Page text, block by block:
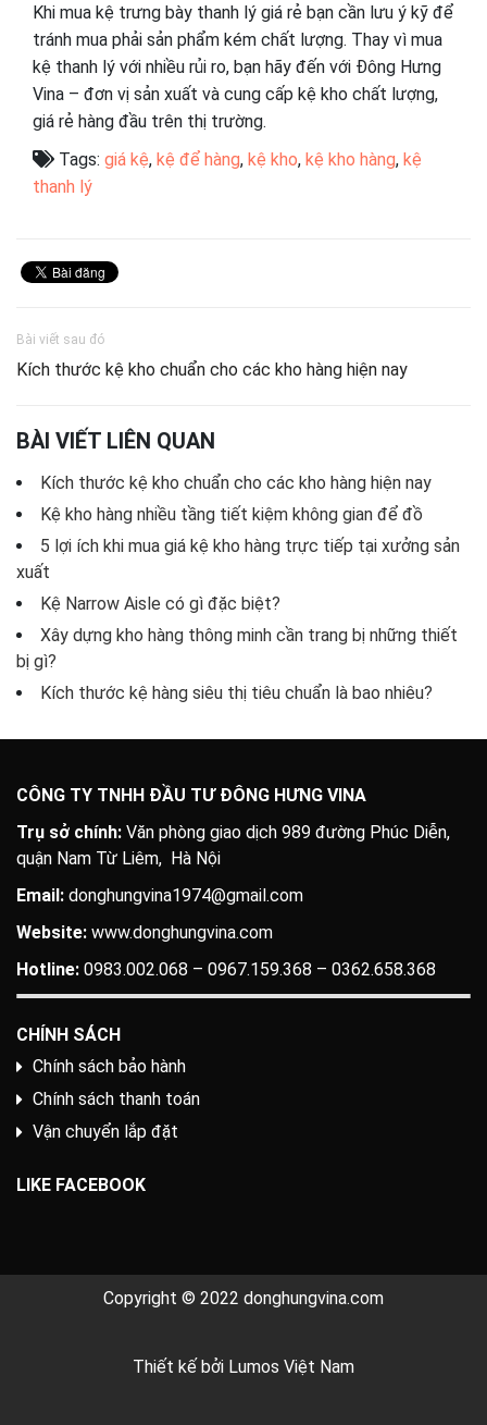
Khi mua kệ trưng bày thanh lý giá rẻ bạn cần lưu ý kỹ để
tránh mua phải sản phẩm kém chất lượng. Thay vì mua
kệ thanh lý với nhiều rủi ro, bạn hãy đến với Đông Hưng
Vina – đơn vị sản xuất và cung cấp kệ kho chất lượng,
giá rẻ hàng đầu trên thị trường.
Tags: giá kệ, kệ để hàng, kệ kho, kệ kho hàng, kệ
thanh lý
Bài viết sau đó
Kích thước kệ kho chuẩn cho các kho hàng hiện nay
BÀI VIẾT LIÊN QUAN
Kích thước kệ kho chuẩn cho các kho hàng hiện nay
Kệ kho hàng nhiều tầng tiết kiệm không gian để đồ
5 lợi ích khi mua giá kệ kho hàng trực tiếp tại xưởng sản
xuất
Kệ Narrow Aisle có gì đặc biệt?
Xây dựng kho hàng thông minh cần trang bị những thiết
bị gì?
Kích thước kệ hàng siêu thị tiêu chuẩn là bao nhiêu?
CÔNG TY TNHH ĐẦU TƯ ĐÔNG HƯNG VINA
Trụ sở chính: Văn phòng giao dịch 989 đường Phúc Diễn,
quận Nam Từ Liêm, Hà Nội
Email: donghungvina1974@gmail.com
Website: www.donghungvina.com
Hotline: 0983.002.068 – 0967.159.368 – 0362.658.368
CHÍNH SÁCH
Chính sách bảo hành
Chính sách thanh toán
Vận chuyển lắp đặt
LIKE FACEBOOK
Copyright © 2022 donghungvina.com
Thiết kế bởi Lumos Việt Nam